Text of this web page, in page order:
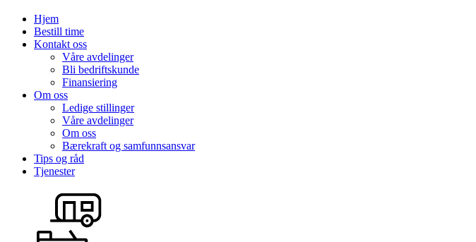
Hjem
Bestill time
Kontakt oss
Våre avdelinger
Bli bedriftskunde
Finansiering
Om oss
Ledige stillinger
Våre avdelinger
Om oss
Bærekraft og samfunnsansvar
Tips og råd
Tjenester